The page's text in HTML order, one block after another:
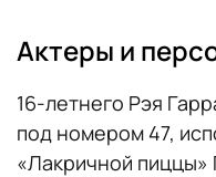
Актеры и
16-летнего Рэя
под номером 47,
«Лакричной